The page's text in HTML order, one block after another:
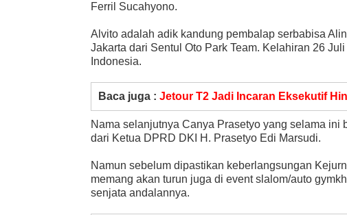
Ferril Sucahyono.
Alvito adalah adik kandung pembalap serbabisa
Jakarta dari Sentul Oto Park Team. Kelahiran 26
Indonesia.
Baca juga : Jetour T2 Jadi Incaran Eksekutif
Nama selanjutnya Canya Prasetyo yang selama
dari Ketua DPRD DKI H. Prasetyo Edi Marsudi.
Namun sebelum dipastikan keberlangsungan
memang akan turun juga di event slalom/auto
senjata andalannya.